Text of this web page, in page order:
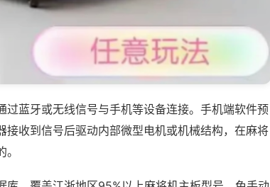
蓝牙或无线信号与手机等设备连接。手机端软件预
收到信号后驱动内部微型电机或机械结构，在麻将